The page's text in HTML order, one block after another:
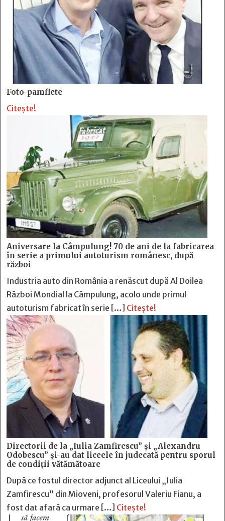
Foto-pamflete
Citește!
Aniversare la Câmpulung! 70 de ani de la fabricarea
în serie a primului autoturism românesc, după
război
Industria auto din România a renăscut după Al Doilea
Război Mondial la Câmpulung, acolo unde primul
autoturism fabricat în serie […] Citește!
Directorii de la „Iulia Zamfirescu” și „Alexandru
Odobescu” și-au dat liceele în judecată pentru sporul
de condiții vătămătoare
După ce fostul director adjunct al Liceului „Iulia
Zamfirescu” din Mioveni, profesorul Valeriu Fianu, a
fost dat afară ca urmare […] Citește!